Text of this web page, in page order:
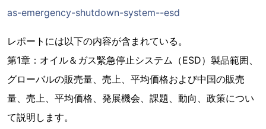
as-emergency-shutdown-system--esd
レポートには以下の内容が含まれている。
第1章：オイル＆ガス緊急停止システム（ESD）製品範囲、
グローバルの販売量、売上、平均価格および中国の販売
量、売上、平均価格、発展機会、課題、動向、政策につい
て説明します。